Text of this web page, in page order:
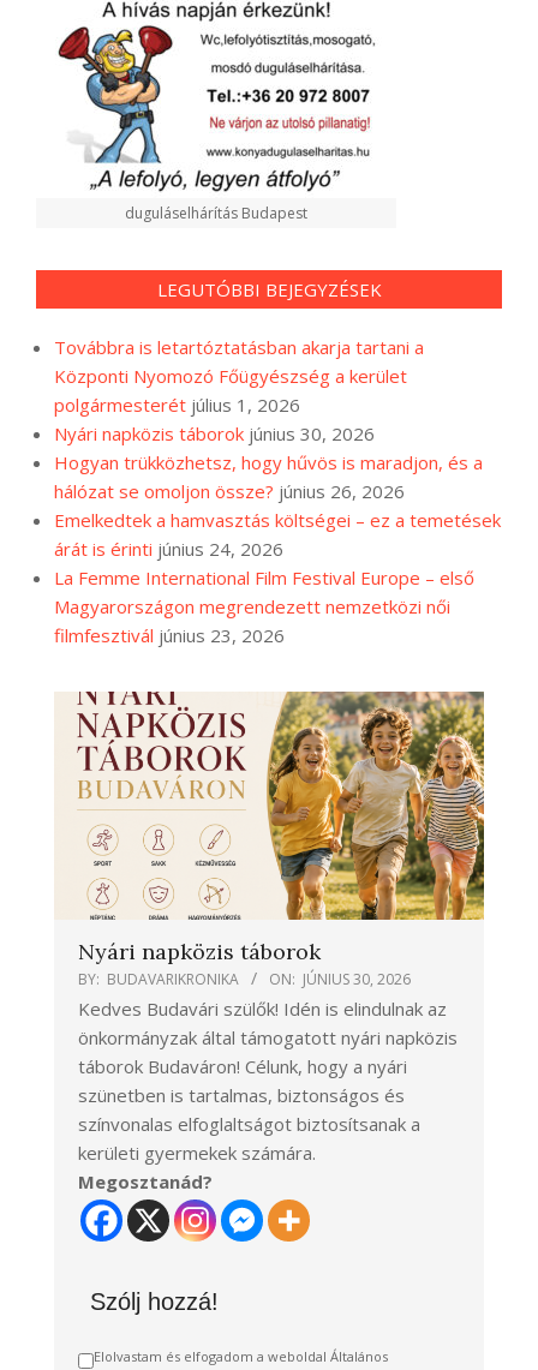
duguláselhárítás Budapest
LEGUTÓBBI BEJEGYZÉSEK
Továbbra is letartóztatásban akarja tartani a
Központi Nyomozó Főügyészség a kerület
polgármesterét július 1, 2026
Nyári napközis táborok június 30, 2026
Hogyan trükközhetsz, hogy hűvös is maradjon, és a
hálózat se omoljon össze? június 26, 2026
Emelkedtek a hamvasztás költségei – ez a temetések
árát is érinti június 24, 2026
La Femme International Film Festival Europe – első
Magyarországon megrendezett nemzetközi női
filmfesztivál június 23, 2026
Nyári napközis táborok
BY: BUDAVARIKRONIKA ON: JÚNIUS 30, 2026
Kedves Budavári szülők! Idén is elindulnak az
önkormányzak által támogatott nyári napközis
táborok Budaváron! Célunk, hogy a nyári
szünetben is tartalmas, biztonságos és
színvonalas elfoglaltságot biztosítsanak a
kerületi gyermekek számára.
Megosztanád?
Szólj hozzá!
Elolvastam és elfogadom a weboldal Általános